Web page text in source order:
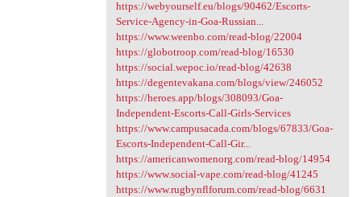
https://webyourself.eu/blogs/90462/Escorts-
Service-Agency-in-Goa-Russian...
https://www.weenbo.com/read-blog/22004
https://globotroop.com/read-blog/16530
https://social.wepoc.io/read-blog/42638
https://degentevakana.com/blogs/view/246052
https://heroes.app/blogs/308093/Goa-
Independent-Escorts-Call-Girls-Services
https://www.campusacada.com/blogs/67833/Goa-
Escorts-Independent-Call-Gir...
https://americanwomenorg.com/read-blog/14954
https://www.social-vape.com/read-blog/41245
https://www.rugbynflforum.com/read-blog/6631